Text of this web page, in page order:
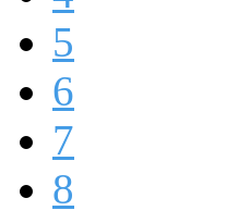
5
6
7
8